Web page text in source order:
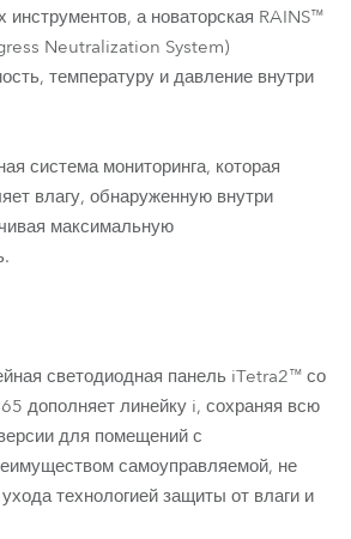
инструментов, а новаторская RAINS™
Neutralization System)
температуру и давление внутри
система мониторинга, которая
влагу, обнаруженную внутри
максимальную
светодиодная панель iTetra2™ со
дополняет линейку i, сохраняя всю
для помещений с
самоуправляемой, не
технологией защиты от влаги и